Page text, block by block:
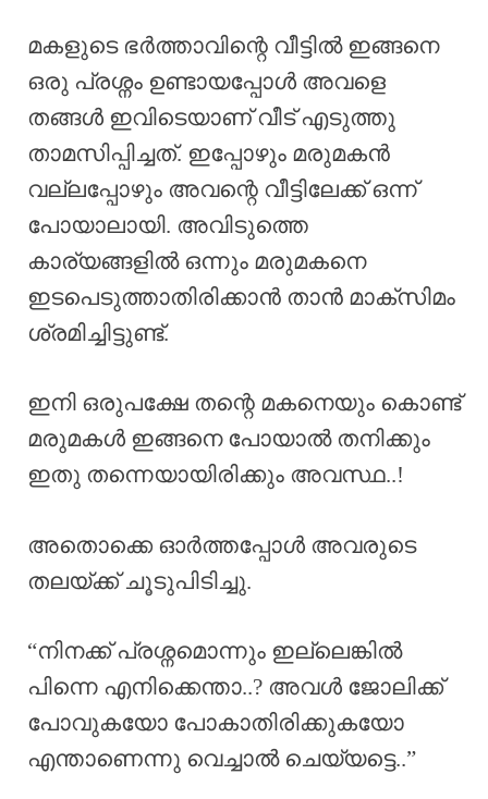
മകളുടെ ഭർത്താവിന്റെ വീട്ടിൽ ഇങ്ങനെ
ഒരു പ്രശ്നം ഉണ്ടായപ്പോൾ അവളെ
തങ്ങൾ ഇവിടെയാണ് വീട് എടുത്തു
താമസിപ്പിച്ചത്. ഇപ്പോഴും മരുമകൻ
വല്ലപ്പോഴും അവന്റെ വീട്ടിലേക്ക് ഒന്ന്
പോയാലായി. അവിടുത്തെ
കാര്യങ്ങളിൽ ഒന്നും മരുമകനെ
ഇടപെടുത്താതിരിക്കാൻ താൻ മാക്സിമം
ശ്രമിച്ചിട്ടുണ്ട്.
ഇനി ഒരുപക്ഷേ തന്റെ മകനെയും കൊണ്ട്
മരുമകൾ ഇങ്ങനെ പോയാൽ തനിക്കും
ഇതു തന്നെയായിരിക്കും അവസ്ഥ..!
അതൊക്കെ ഓർത്തപ്പോൾ അവരുടെ
തലയ്ക്ക് ചൂടുപിടിച്ചു.
“നിനക്ക് പ്രശ്നമൊന്നും ഇല്ലെങ്കിൽ
പിന്നെ എനിക്കെന്താ..? അവൾ ജോലിക്ക്
പോവുകയോ പോകാതിരിക്കുകയോ
എന്താണെന്നു വെച്ചാൽ ചെയ്യട്ടെ..”